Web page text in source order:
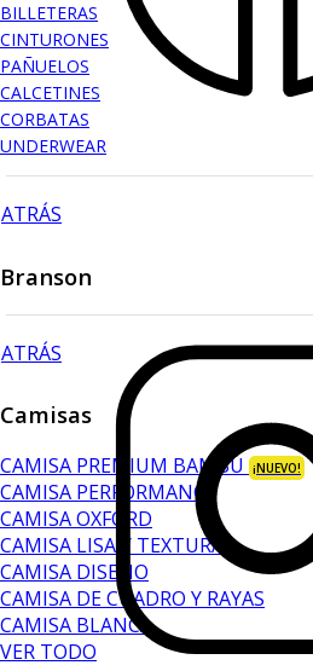
BILLETERAS
CINTURONES
PAÑUELOS
CALCETINES
CORBATAS
UNDERWEAR
ATRÁS
Branson
ATRÁS
Camisas
CAMISA PREMIUM BAMBÚ ¡NUEVO!
CAMISA PERFORMANCE
CAMISA OXFORD
CAMISA LISA Y TEXTURA
CAMISA DISEÑO
CAMISA DE CUADRO Y RAYAS
CAMISA BLANCA
VER TODO